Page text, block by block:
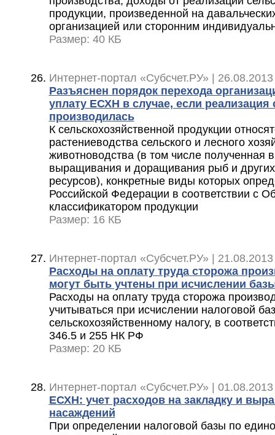
продукции, произведенной на
организацией или сторонним
Размер: 40 КБ
Интернет-портал «Субсчет.РУ» |
Разъяснен порядок перехода
уплату ЕСХН в случае, если реализация
производилась
К сельскохозяйственной продукции
растениеводства сельского и лесного
животноводства (в том числе полученная в
выращивания и доращивания рыб и
ресурсов), конкретные виды которых
Российской Федерации в соответствии с
классификатором продукции
Размер: 16 КБ
Интернет-портал «Субсчет.РУ» |
Расходы на оплату труда сторожа
могут быть учтены при исчислении
Расходы на оплату труда сторожа
учитываться при исчислении налоговой
сельскохозяйственному налогу, в
346.5 и 255 НК РФ
Размер: 20 КБ
Интернет-портал «Субсчет.РУ» |
ЕСХН: учет расходов на закладку и
насаждений
При определении налоговой базы по